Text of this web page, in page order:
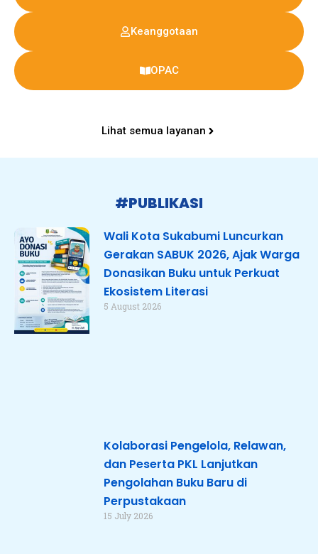
Keanggotaan
OPAC
Lihat semua layanan
#PUBLIKASI
Wali Kota Sukabumi Luncurkan
Gerakan SABUK 2026, Ajak Warga
Donasikan Buku untuk Perkuat
Ekosistem Literasi
5 August 2026
Kolaborasi Pengelola, Relawan,
dan Peserta PKL Lanjutkan
Pengolahan Buku Baru di
Perpustakaan
15 July 2026